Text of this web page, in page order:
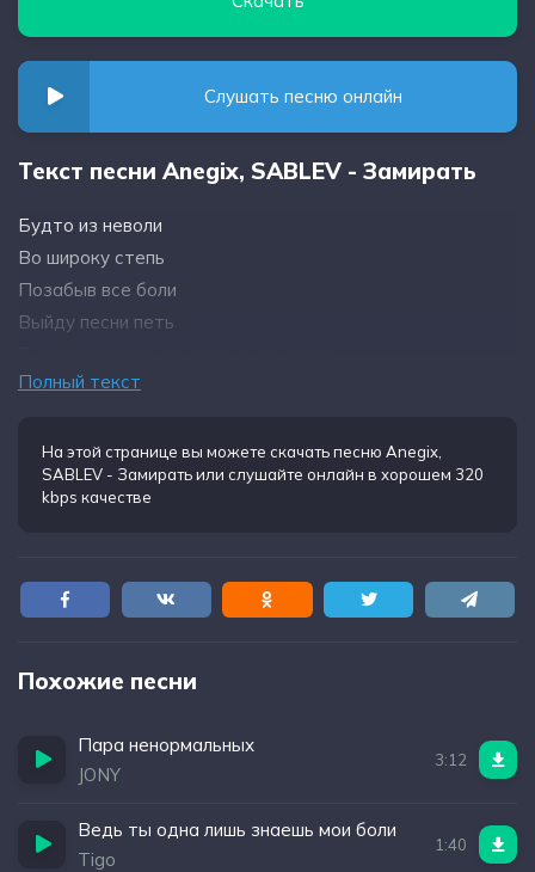
Слушать песню онлайн
Текст песни Anegix, SABLEV - Замирать
Будто из неволи
Во широку степь
Позабыв все боли
Выйду песни петь
Полный текст
На этой странице вы можете скачать песню Anegix,
SABLEV - Замиратьили слушайте онлайн в хорошем 320
kbps качестве
Похожие песни
Пара ненормальных
JONY
3:12
Ведь ты одна лишь знаешь мои боли
Tigo
1:40